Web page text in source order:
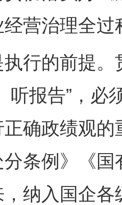
经营治理全过
的前提。
听报告”，必
确政绩观
条例》《
纳入国企